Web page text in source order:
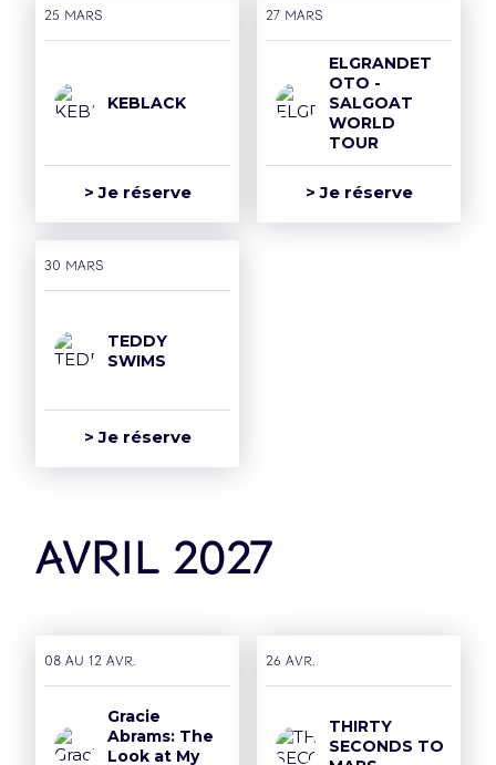
25 mars
KEBLACK
> Je réserve
27 mars
ELGRANDET
OTO -
SALGOAT
WORLD
TOUR
> Je réserve
30 mars
TEDDY
SWIMS
> Je réserve
avril 2027
08 AU 12 avr.
Gracie
Abrams: The
Look at My
26 avr.
THIRTY
SECONDS TO